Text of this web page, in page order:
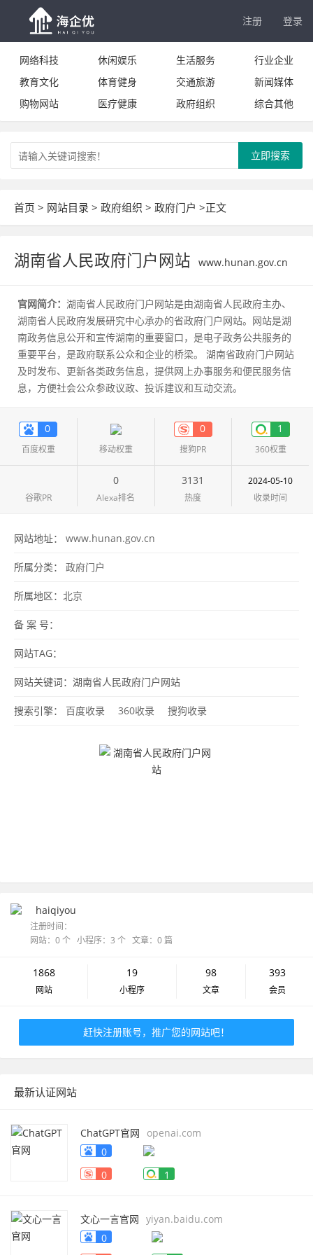
注册 登录
网络科技 休闲娱乐 生活服务
行业企业
教育文化
体育健身 交通旅游
新闻媒体
购物网站
医疗健康 政府组织 综合其他
立即搜索
首页 > 网站目录 > 政府组织 > 政府门户 >正文
湖南省人民政府门户网站 www.hunan.gov.cn
官网简介： 湖南省人民政府门户网站是由湖南省人民政府主办、
湖南省人民政府发展研究中心承办的省政府门户网站。网站是湖
南政务信息公开和宣传湖南的重要窗口，是电子政务公共服务的
重要平台，是政府联系公众和企业的桥梁。 湖南省政府门户网站
及时发布、更新各类政务信息，提供网上办事服务和便民服务信
息，方便社会公众参政议政、投诉建议和互动交流。
0
百度权重 移动权重
0
搜狗PR
1
360权重
谷歌PR
0
Alexa排名
3131
热度
2024-05-10
收录时间
网站地址： www.hunan.gov.cn
所属分类： 政府门户
所属地区： 北京
备 案 号：
网站TAG：
网站关键词：湖南省人民政府门户网站
搜索引擎： 百度收录 360收录 搜狗收录
haiqiyou
注册时间：
网站：0 个 小程序：3 个 文章：0 篇
1868
网站
19
小程序
98
文章
393
会员
赶快注册账号，推广您的网站吧！
最新认证网站
ChatGPT官网
openai.com
0
0
1
文心一言官网 yiyan.baidu.com
0